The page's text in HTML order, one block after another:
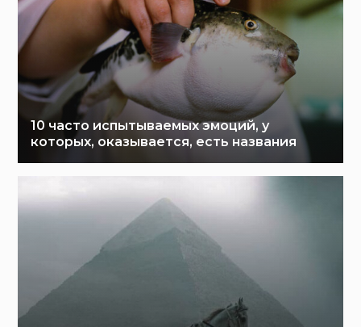
10 часто испытываемых эмоций, у
которых, оказывается, есть названия